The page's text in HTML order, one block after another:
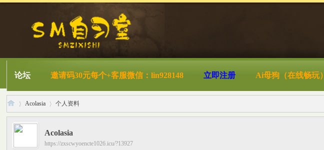
论坛 邀请码30元每个+客服微信：lin928148 立即注册 Ai母狗（在线畅玩）
›
Acolasia
›
个人资料
Acolasia
https://zxscwyoencte1026.icu/?13927